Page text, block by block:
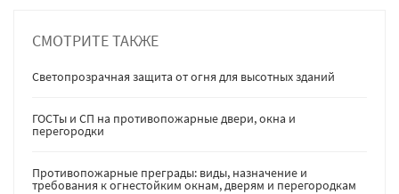
СМОТРИТЕ ТАКЖЕ
Светопрозрачная защита от огня для высотных зданий
ГОСТы и СП на противопожарные двери, окна и
перегородки
Противопожарные преграды: виды, назначение и
требования к огнестойким окнам, дверям и перегородкам